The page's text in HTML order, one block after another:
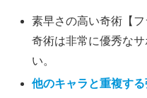
素早さの高い奇術【フ
奇術は非常に優秀な
い。
他のキャラと重複す